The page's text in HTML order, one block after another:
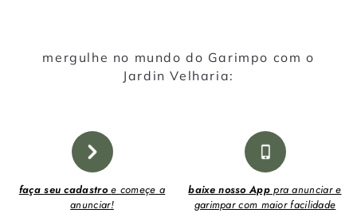
mergulhe no mundo do Garimpo com o
Jardin Velharia:
faça seu cadastroe começe a
anunciar!
baixe nosso Apppra anunciar e
garimpar com maior facilidade